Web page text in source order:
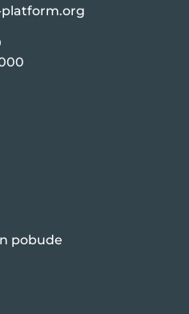
platform.org
pobude